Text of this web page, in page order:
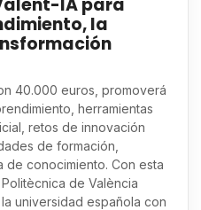
la
40.000 euros, promoverá
herramientas
retos de innovación
de formación,
de conocimiento. Con esta
de València
universidad española con